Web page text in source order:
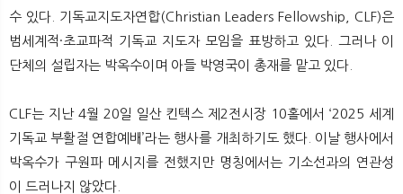
수 있다. 기독교지도자연합(Christian Leaders Fellowship, CLF)은
범세계적·초교파적 기독교 지도자 모임을 표방하고 있다. 그러나 이
단체의 설립자는 박옥수이며 아들 박영국이 총재를 맡고 있다.
CLF는 지난 4월 20일 일산 킨텍스 제2전시장 10홀에서 ‘2025 세계
기독교 부활절 연합예배’라는 행사를 개최하기도 했다. 이날 행사에서
박옥수가 구원파 메시지를 전했지만 명칭에서는 기소선과의 연관성
이 드러나지 않았다.